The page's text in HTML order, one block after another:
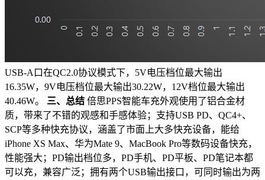
USB-A口在QC2.0协议模式下，5V电压档位最大输出
16.35W，9V电压档位最大输出30.22W，12V档位最大输出
40.46W。 三、总结 倍思PPS智能车充外观使用了铝合金材
质，带来了不错的观感和手感体验；支持USB PD、QC4+、
SCP等多种快充协议，涵盖了市面上大多快充设备，能给
iPhone XS Max、华为Mate 9、MacBook Pro等数码设备快充，
性能强大；PD输出档位多，PD手机、PD平板、PD笔记本都
可以充，兼容广泛；拥有两个USB输出接口，可同时输出为两